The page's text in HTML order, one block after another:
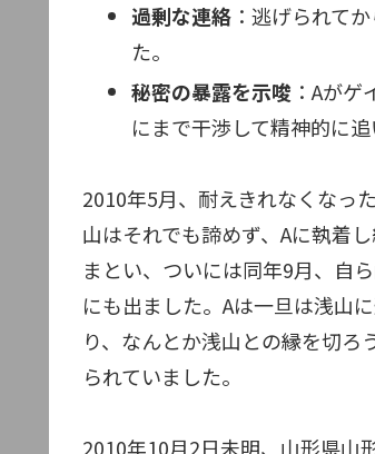
過剰な連絡：逃げられて
た。
秘密の暴露を示唆 ：Aが
にまで干渉して精神的に追
2010年5月、耐えきれなくなっ
山はそれでも諦めず、Aに執着
まとい、ついには同年9月、自
にも出ました。Aは一旦は浅山
り、なんとか浅山との縁を切
られていました。
2010年10月2日未明、山形県山